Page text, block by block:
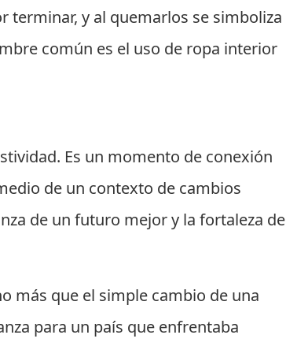
terminar, y al quemarlos se simboliza
común es el uso de ropa interior
Es un momento de conexión
de un contexto de cambios
de un futuro mejor y la fortaleza de
más que el simple cambio de una
para un país que enfrentaba